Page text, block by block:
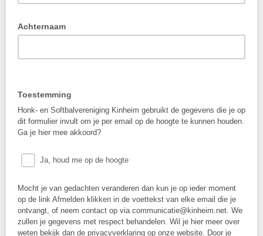
Achternaam
Toestemming
Honk- en Softbalvereniging Kinheim gebruikt de gegevens die je op
dit formulier invult om je per email op de hoogte te kunnen houden.
Ga je hier mee akkoord?
Ja, houd me op de hoogte
Mocht je van gedachten veranderen dan kun je op ieder moment
op de link Afmelden klikken in de voettekst van elke email die je
ontvangt, of neem contact op via communicatie@kinheim.net. We
zullen je gegevens met respect behandelen. Wil je hier meer over
weten bekijk dan de privacyverklaring op onze website. Door je